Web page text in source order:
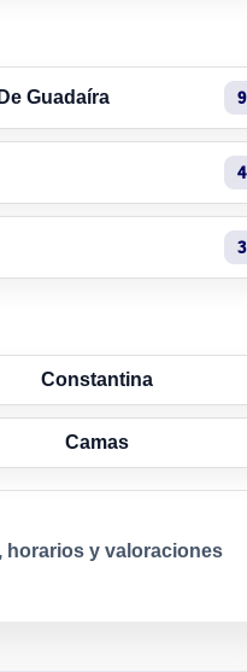
Guadaíra 9
4
3
Constantina
Camas
horarios y valoraciones